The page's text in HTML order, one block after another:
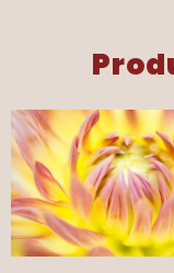
automne
en
pleine
forme